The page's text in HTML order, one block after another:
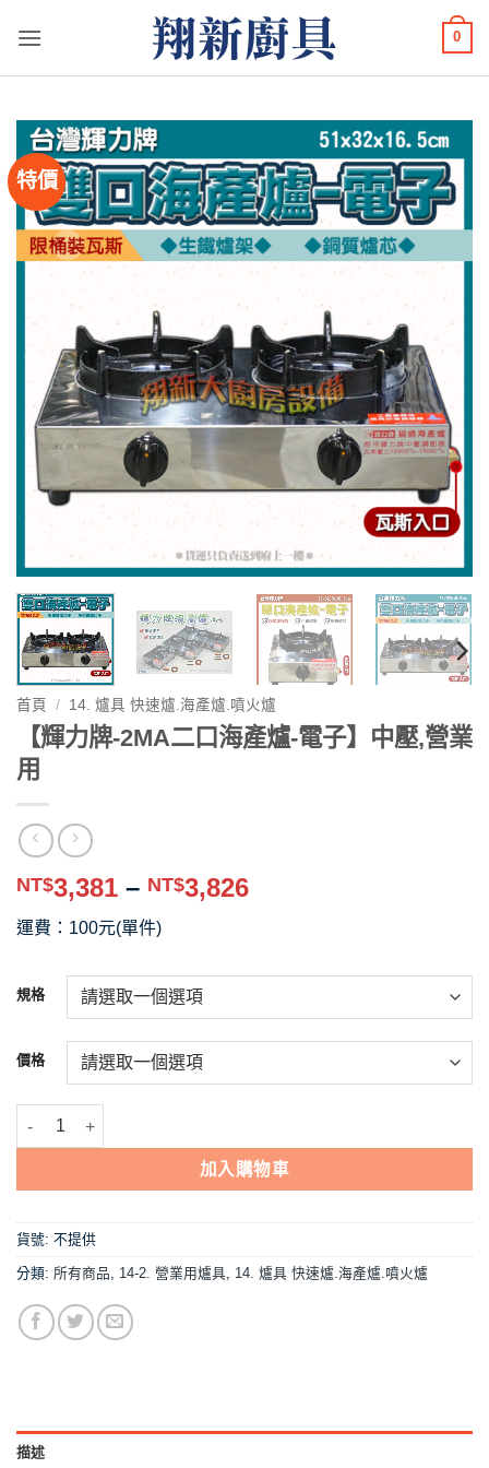
0
特價
首頁 / 14. 爐具 快速爐.海產爐.噴火爐
【輝力牌-2MA二口海產爐-電子】中壓,營業
用
NT$3,381 – NT$3,826價
到
NT$3,826
運費：100元(單件)
規格
價格
【輝力牌-2MA二口海產爐-電子】中壓,營業用 數量
加入購物車
貨號: 不提供
分類: 所有商品, 14-2. 營業用爐具, 14. 爐具 快速爐.海產爐.噴火爐
描述